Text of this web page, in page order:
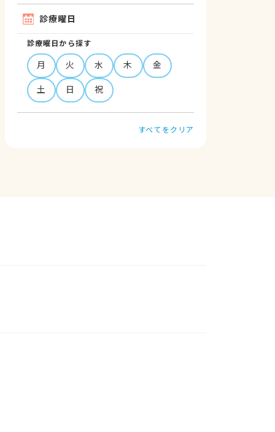
診療曜日
診療曜日から探す
月 火 水 木
金
土
日 祝
すべてをクリア